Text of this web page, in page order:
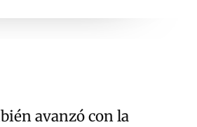
avanzó con la